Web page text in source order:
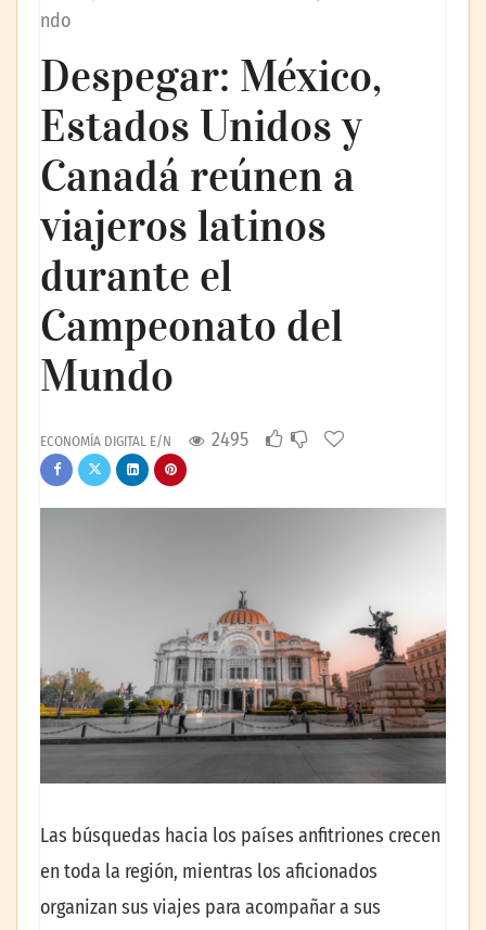
ndo
Despegar: México,
Estados Unidos y
Canadá reúnen a
viajeros latinos
durante el
Campeonato del
Mundo
ECONOMÍA DIGITAL E/N 2495
Las búsquedas hacia los países anfitriones crecen
en toda la región, mientras los aficionados
organizan sus viajes para acompañar a sus